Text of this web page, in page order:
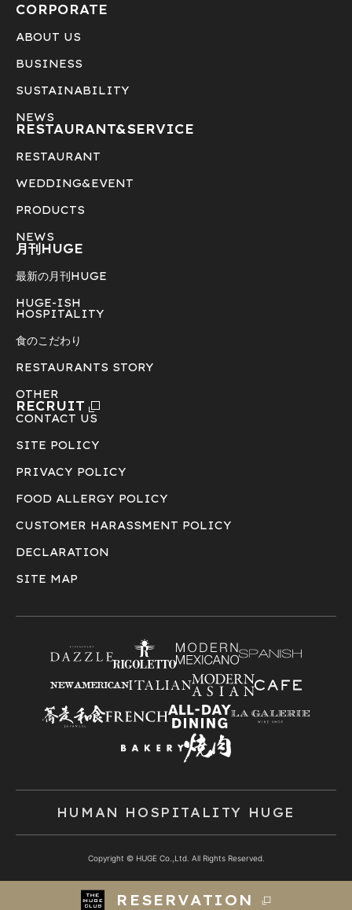
RESERVATION
CORPORATE
ABOUT US
BUSINESS
SUSTAINABILITY
NEWS
RESTAURANT&SERVICE
RESTAURANT
WEDDING&EVENT
PRODUCTS
NEWS
月刊HUGE
最新の月刊HUGE
HUGE-ISH
HOSPITALITY
食のこだわり
RESTAURANTS STORY
OTHER
RECRUIT
CONTACT US
SITE POLICY
PRIVACY POLICY
FOOD ALLERGY POLICY
CUSTOMER HARASSMENT POLICY
DECLARATION
SITE MAP
HUMAN HOSPITALITY HUGE
Copyright © HUGE Co.,Ltd. All Rights Reserved.